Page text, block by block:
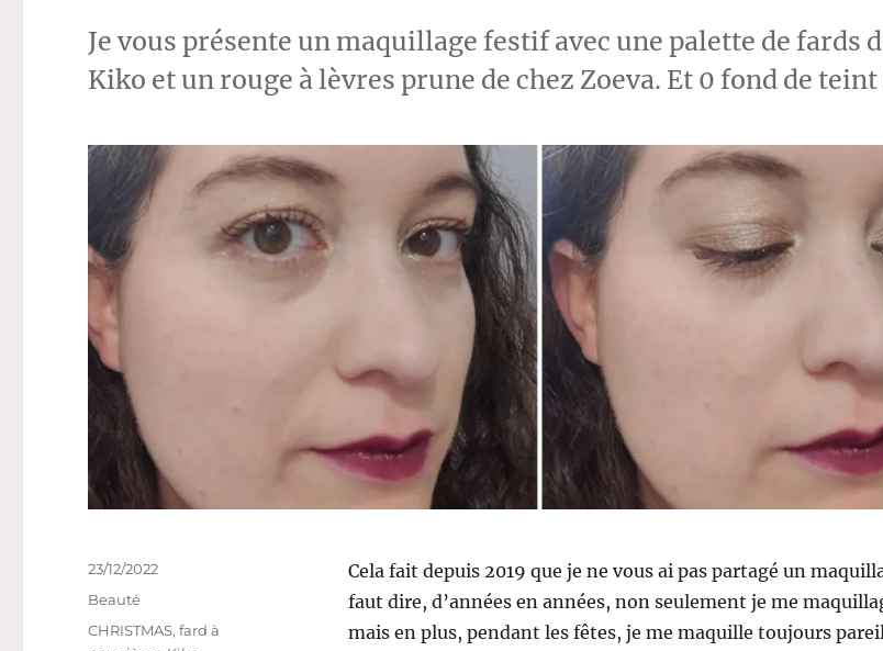
Je vous présente un maquillage festif avec une palette de fards
Kiko et un rouge à lèvres prune de chez Zoeva. Et 0 fond de teint
Cela fait depuis 2019 que je ne vous ai pas partagé un
faut dire, d’années en années, non seulement je me
mais en plus, pendant les fêtes, je me maquille toujours
Publié
le
23/12/2022
Catégories
Beauté
Étiquettes
CHRISTMAS,fard à